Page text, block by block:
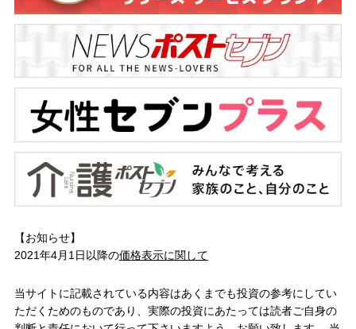
【お知らせ】
2021年4月1日以降の価格表示に関して
当サイトに記載されている内容はあくまでも投資の参考にしてい
ただくためのものであり、実際の投資にあたっては読者ご自身の